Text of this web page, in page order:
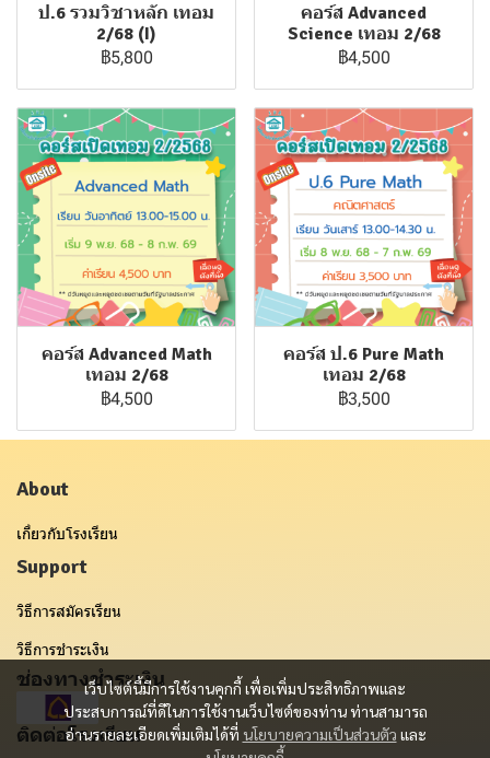
ป.6 รวมวิชาหลัก เทอม
2/68 (I)
฿5,800
คอร์ส Advanced
Science เทอม 2/68
฿4,500
คอร์ส Advanced Math
เทอม 2/68
฿4,500
คอร์ส ป.6 Pure Math
เทอม 2/68
฿3,500
เว็บไซต์นี้มีการใช้งานคุกกี้ เพื่อเพิ่มประสิทธิภาพและ
ประสบการณ์ที่ดีในการใช้งานเว็บไซต์ของท่าน ท่านสามารถ
อ่านรายละเอียดเพิ่มเติมได้ที่ นโยบายความเป็นส่วนตัว และ
About
เกี่ยวกับโรงเรียน
Support
วิธีการสมัครเรียน
วิธีการชำระเงิน
ช่องทางชำระเงิน
ติดต่อโรงเรียน